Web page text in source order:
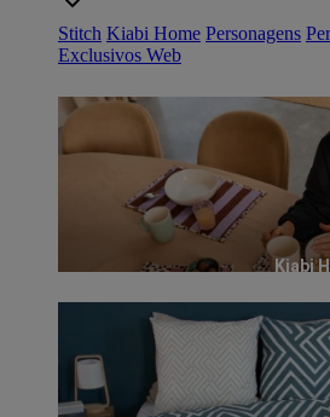
Stitch Kiabi Home Personagens
Exclusivos Web
Kiabi